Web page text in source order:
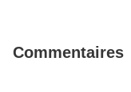
Commentaires